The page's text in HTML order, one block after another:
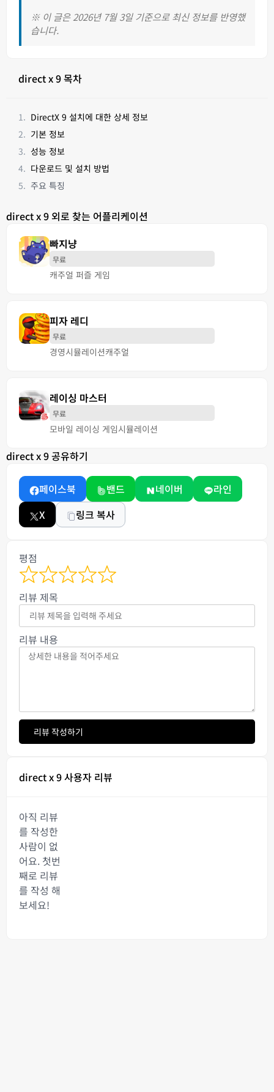
※ 이 글은 2026년 7월 3일 기준으로 최신 정보를 반영했
습니다.
direct x 9 목차
DirectX 9 설치에 대한 상세 정보
기본 정보
성능 정보
다운로드 및 설치 방법
주요 특징
direct x 9 외로 찾는 어플리케이션
빠지냥
무료
캐주얼 퍼즐 게임
피자 레디
무료
경영시뮬레이션캐주얼
레이싱 마스터
무료
모바일 레이싱 게임시뮬레이션
direct x 9 공유하기
페이스북 밴드 네이버
라인
X
링크 복사
평점
리뷰 제목
리뷰 내용
리뷰 작성하기
direct x 9 사용자 리뷰
아직 리뷰
를 작성한
사람이 없
어요. 첫번
째로 리뷰
를 작성 해
보세요!